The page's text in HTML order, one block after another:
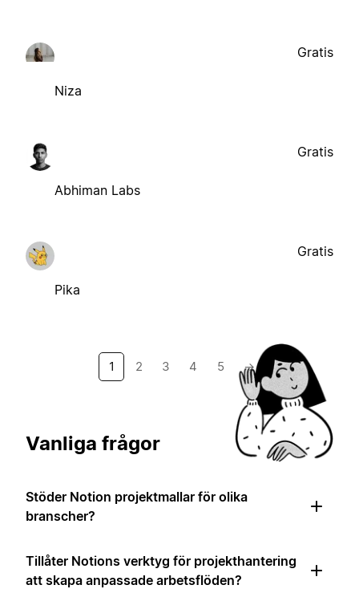
Niza
Gratis
Abhiman Labs
Gratis
Pika
Gratis
1 2 3 4 5 →
Vanliga frågor
Stöder Notion projektmallar för olika
branscher?
Tillåter Notions verktyg för projekthantering
att skapa anpassade arbetsflöden?